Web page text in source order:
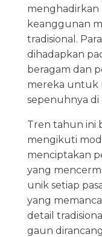
keanggunan
tradisional.
dihadapkan
beragam dan
mereka untuk
sepenuhnya di
Tren tahun ini
mengikuti
menciptakan
yang
unik setiap
yang
detail
gaun